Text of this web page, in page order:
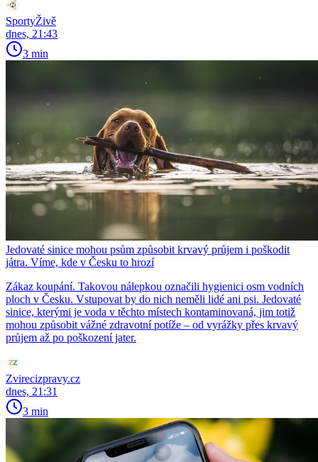
SportyŽivě
dnes, 21:43
3 min
Jedovaté sinice mohou psům způsobit krvavý průjem i poškodit
játra. Víme, kde v Česku to hrozí
Zákaz koupání. Takovou nálepkou označili hygienici osm vodních
ploch v Česku. Vstupovat by do nich neměli lidé ani psi. Jedovaté
sinice, kterými je voda v těchto místech kontaminovaná, jim totiž
mohou způsobit vážné zdravotní potíže – od vyrážky přes krvavý
průjem až po poškození jater.
Zvirecizpravy.cz
dnes, 21:31
3 min